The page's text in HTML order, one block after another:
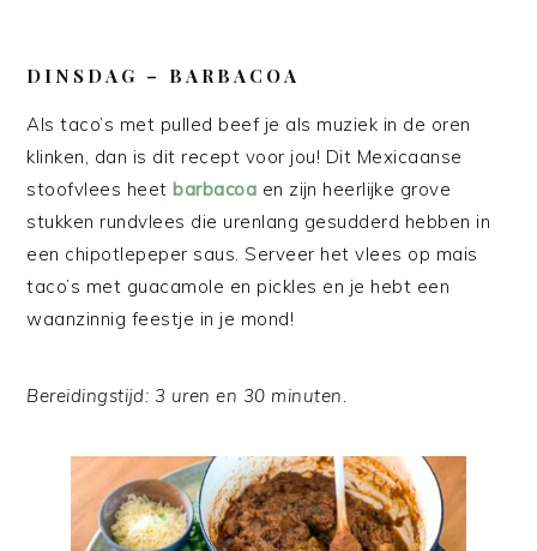
DINSDAG – BARBACOA
Als taco’s met pulled beef je als muziek in de oren
klinken, dan is dit recept voor jou! Dit Mexicaanse
stoofvlees heetbarbacoa en zijn heerlijke grove
stukken rundvlees die urenlang gesudderd hebben in
een chipotlepeper saus. Serveer het vlees op mais
taco’s met guacamole en pickles en je hebt een
waanzinnig feestje in je mond!
Bereidingstijd: 3 uren en 30 minuten.